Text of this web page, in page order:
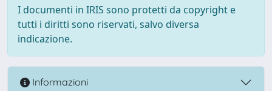
I documenti in IRIS sono protetti da copyright e
tutti i diritti sono riservati, salvo diversa
indicazione.
Informazioni